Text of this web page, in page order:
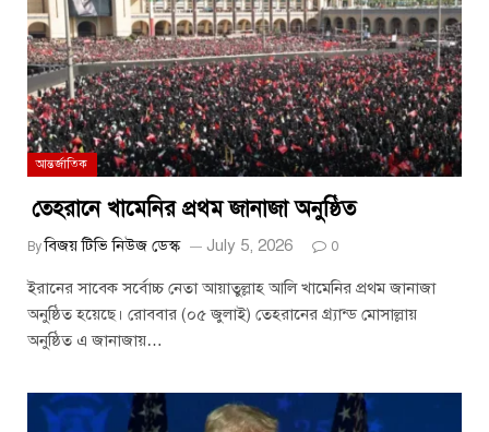
আন্তর্জাতিক
তেহরানে খামেনির প্রথম জানাজা অনুষ্ঠিত
By বিজয় টিভি নিউজ ডেস্ক July 5, 2026 0
ইরানের সাবেক সর্বোচ্চ নেতা আয়াতুল্লাহ আলি খামেনির প্রথম জানাজা
অনুষ্ঠিত হয়েছে। রোববার (০৫ জুলাই) তেহরানের গ্র্যান্ড মোসাল্লায়
অনুষ্ঠিত এ জানাজায়…